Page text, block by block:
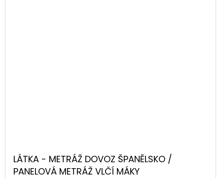
LÁTKA - METRÁŽ DOVOZ ŠPANĚLSKO /
PANELOVÁ METRÁŽ VLČÍ MÁKY